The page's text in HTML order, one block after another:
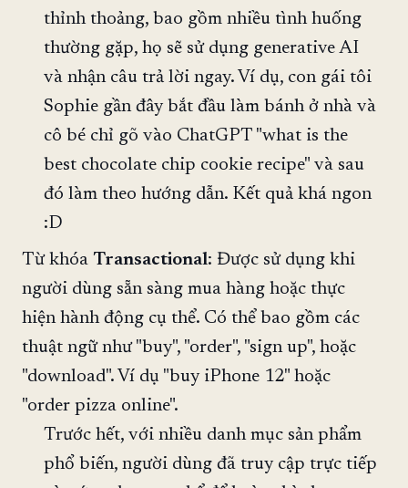
thỉnh thoảng, bao gồm nhiều tình huống
thường gặp, họ sẽ sử dụng generative AI
và nhận câu trả lời ngay. Ví dụ, con gái tôi
Sophie gần đây bắt đầu làm bánh ở nhà và
cô bé chỉ gõ vào ChatGPT "what is the
best chocolate chip cookie recipe" và sau
đó làm theo hướng dẫn. Kết quả khá ngon
:D
Từ khóa Transactional: Được sử dụng khi
người dùng sẵn sàng mua hàng hoặc thực
hiện hành động cụ thể. Có thể bao gồm các
thuật ngữ như "buy", "order", "sign up", hoặc
"download". Ví dụ "buy iPhone 12" hoặc
"order pizza online".
Trước hết, với nhiều danh mục sản phẩm
phổ biến, người dùng đã truy cập trực tiếp